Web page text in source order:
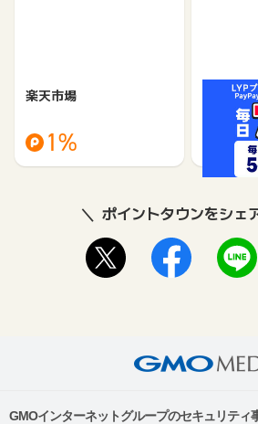
楽天市場
1%
Yahoo!
1%
ポイントタウンをシェ
GMOインターネットグループのセキュリティ